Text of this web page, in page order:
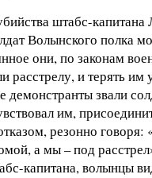
штабс-капитана
Волынского полка
они, по законам
расстрелу, и терять им
демонстранты звали
им,
резонно говоря:
а мы – под
капитана, волынцы